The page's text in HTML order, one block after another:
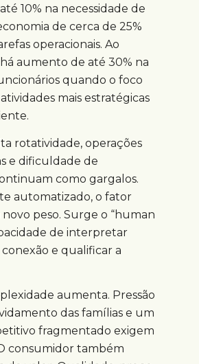
10% na necessidade de
de cerca de 25%
operacionais. Ao
aumento de até 30% na
quando o foco
mais estratégicas
rotatividade, operações
e dificuldade de
como gargalos.
automatizado, o fator
peso. Surge o “human
de interpretar
e qualificar a
aumenta. Pressão
das famílias e um
fragmentado exigem
consumidor também